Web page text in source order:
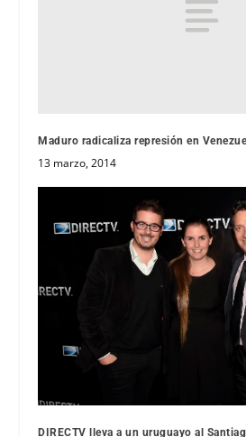
Maduro radicaliza represión en
13 marzo, 2014
DIRECTV lleva a un uruguayo al